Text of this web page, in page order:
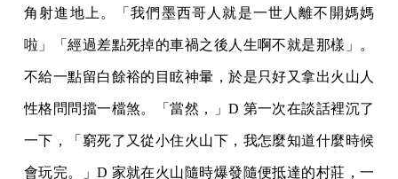
角射進地上。「我們墨西哥人就是一世人離不開媽媽
啦」「經過差點死掉的車禍之後人生啊不就是那樣」。
不給一點留白餘裕的目眩神暈，於是只好又拿出火山人
性格問問擋一檔煞。「當然，」D 第一次在談話裡沉了
一下，「窮死了又從小住火山下，我怎麼知道什麼時候
會玩完。」D 家就在火山隨時爆發隨便抵達的村莊，一